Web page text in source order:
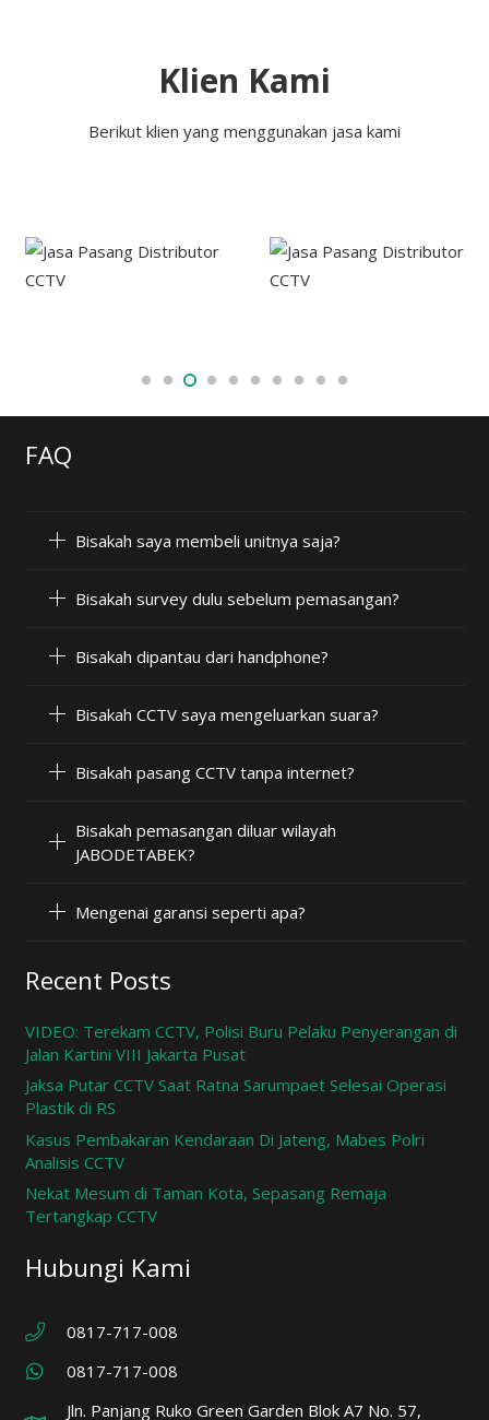
Klien Kami
Berikut klien yang menggunakan jasa kami
FAQ
Bisakah saya membeli unitnya saja?
Bisakah survey dulu sebelum pemasangan?
Bisakah dipantau dari handphone?
Bisakah CCTV saya mengeluarkan suara?
Bisakah pasang CCTV tanpa internet?
Bisakah pemasangan diluar wilayah
JABODETABEK?
Mengenai garansi seperti apa?
Recent Posts
VIDEO: Terekam CCTV, Polisi Buru Pelaku Penyerangan di
Jalan Kartini VIII Jakarta Pusat
Jaksa Putar CCTV Saat Ratna Sarumpaet Selesai Operasi
Plastik di RS
Kasus Pembakaran Kendaraan Di Jateng, Mabes Polri
Analisis CCTV
Nekat Mesum di Taman Kota, Sepasang Remaja
Tertangkap CCTV
Hubungi Kami
0817-717-008
0817-717-008
Jln. Panjang Ruko Green Garden Blok A7 No. 57,